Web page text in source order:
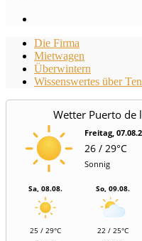
Die Firma
Mietwagen
Überwintern
Wissenswertes über
Wetter Puerto de
Freitag,
26 / 29°C
Sonnig
Sa, 08.08.
25 / 29°C
So, 09.08.
22 / 25°C